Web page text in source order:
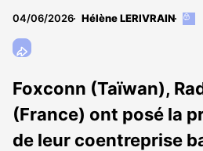
04/06/2026 Hélène LERIVRAIN
Cet
Foxconn (Taïwan),
(France) ont posé la
de leur coentreprise